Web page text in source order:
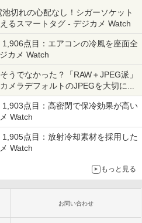
切れの心配なし！シガーソケット
るスマートタグ - デジカメ Watch
点目：エアコンの冷風を座面全
カメ Watch
うでなかった？「RAW＋JPEG派」
ラデフォルトのJPEGを大切にす
点目：高密閉で保冷効果が高い
Watch
点目：放射冷却素材を採用した
Watch
もっと見る
お問い合わせ